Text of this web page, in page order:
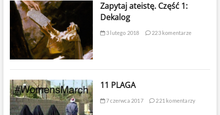
Zapytaj ateistę. Część 1:
Dekalog
3 lutego 2018 223 komentarze
11 PLAGA
7 czerwca 2017 221 komentarzy